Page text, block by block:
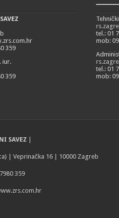
359
iur.
359
tel.: 01
mob:
tel.: 01
mob:
SAVEZ
| Veprinačka 16 | 10000 Zagreb
359